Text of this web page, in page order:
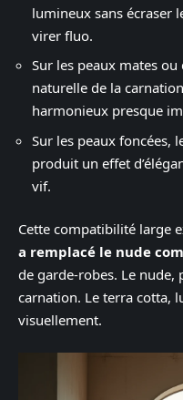
lumineux sans écraser
virer fluo.
Sur les peaux mates
naturelle de la
harmonieux presque
Sur les peaux foncées,
produit un effet
vif.
Cette compatibilité large
a remplacé le nude
de garde-robes. Le
carnation. Le terra cotta,
visuellement.